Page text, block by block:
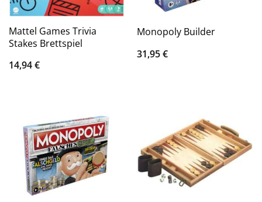
Mattel Games Trivia
Stakes Brettspiel
14,94€
Monopoly Builder
31,95€